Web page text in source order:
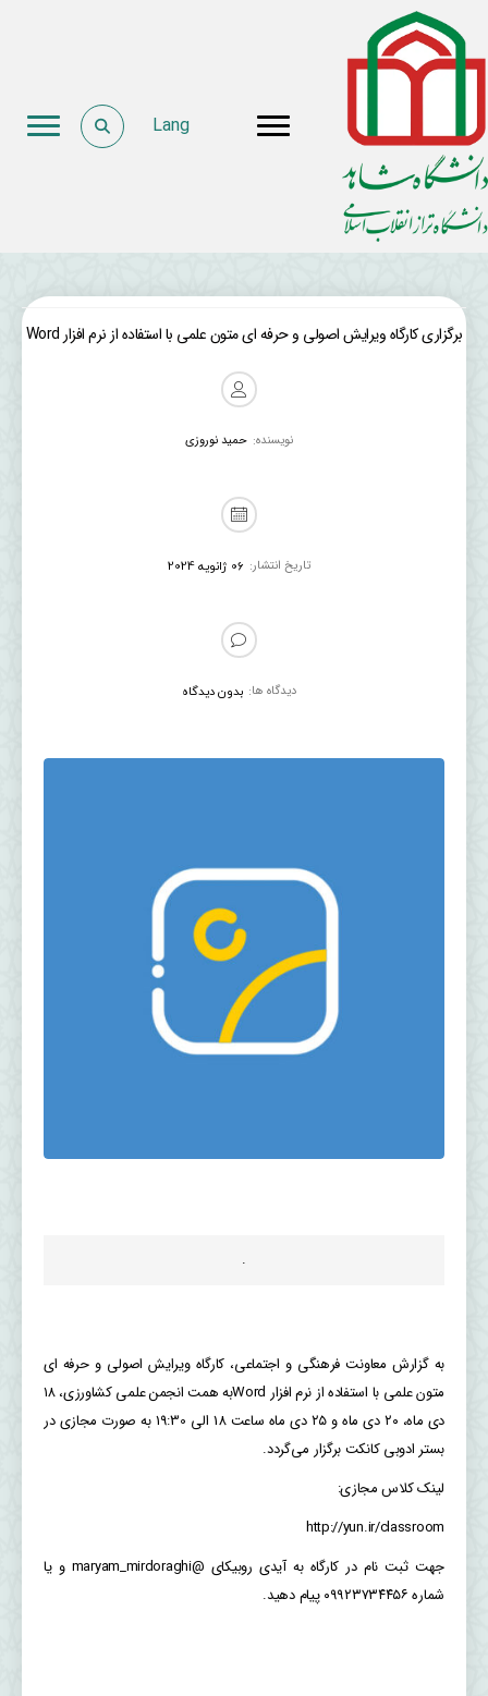
Lang
برگزاری کارگاه ویرایش اصولی و حرفه ای متون علمی با استفاده از نرم افزار Word
نویسنده: حمید نوروزی
تاریخ انتشار: 06 ژانویه 2024
دیدگاه ها: بدون دیدگاه
.
به گزارش معاونت فرهنگی و اجتماعی، کارگاه ویرایش اصولی و حرفه ای
متون علمی با استفاده از نرم افزار Wordبه همت انجمن علمی کشاورزی، ۱۸
دی ماه، ۲۰ دی ماه و ۲۵ دی ماه ساعت 18 الی 19:30 به صورت مجازی در
بستر ادوبی کانکت برگزار می‌گردد.
لینک کلاس مجازی:
http://yun.ir/classroom
جهت ثبت نام در کارگاه به آیدی روبیکای @maryam_mirdoraghi و یا
شماره ۰۹۹۲۳۷۳۴۴۵۶ پیام دهید.